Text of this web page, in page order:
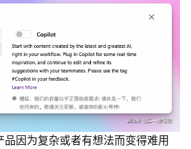
因为复杂或者有想法而变得难用